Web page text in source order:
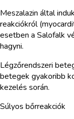
Meszalazin által
reakciókról
esetben a Salofalk
hagyni.
Légzőrendszeri
betegek gyakoribb
kezelés során.
Súlyos bőrreakciók